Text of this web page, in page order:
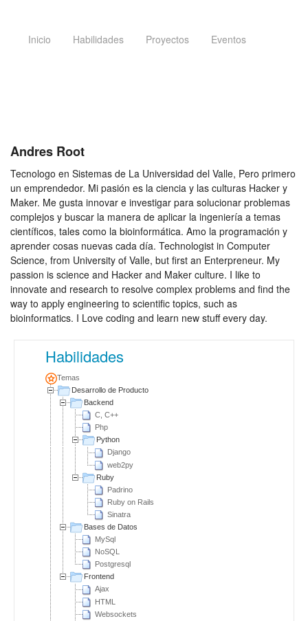
Inicio Habilidades Proyectos Eventos
Andres Root
Tecnologo en Sistemas de La Universidad del Valle, Pero primero
un emprendedor. Mi pasión es la ciencia y las culturas Hacker y
Maker. Me gusta innovar e investigar para solucionar problemas
complejos y buscar la manera de aplicar la ingeniería a temas
científicos, tales como la bioinformática. Amo la programación y
aprender cosas nuevas cada día. Technologist in Computer
Science, from University of Valle, but first an Enterpreneur. My
passion is science and Hacker and Maker culture. I like to
innovate and research to resolve complex problems and find the
way to apply engineering to scientific topics, such as
bioinformatics. I Love coding and learn new stuff every day.
Habilidades
Temas
Desarrollo de Producto
Backend
C, C++
Php
Python
Django
web2py
Ruby
Padrino
Ruby on Rails
Sinatra
Bases de Datos
MySql
NoSQL
Postgresql
Frontend
Ajax
HTML
Websockets